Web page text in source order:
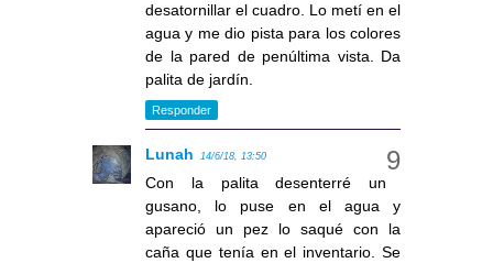
desatornillar el cuadro. Lo metí en el
agua y me dio pista para los colores
de la pared de penúltima vista. Da
palita de jardín.
Responder
Lunah 14/6/18, 13:50
Con la palita desenterré un
gusano, lo puse en el agua y
apareció un pez lo saqué con la
caña que tenía en el inventario. Se